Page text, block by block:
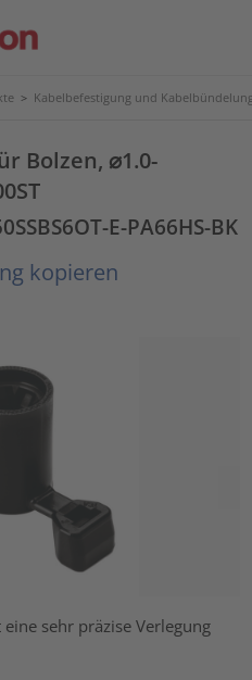
> Kabelbefestigung und
Bolzen, ⌀1.0-
E-PA66HS-BK
kopieren
eine sehr präzise Verlegung